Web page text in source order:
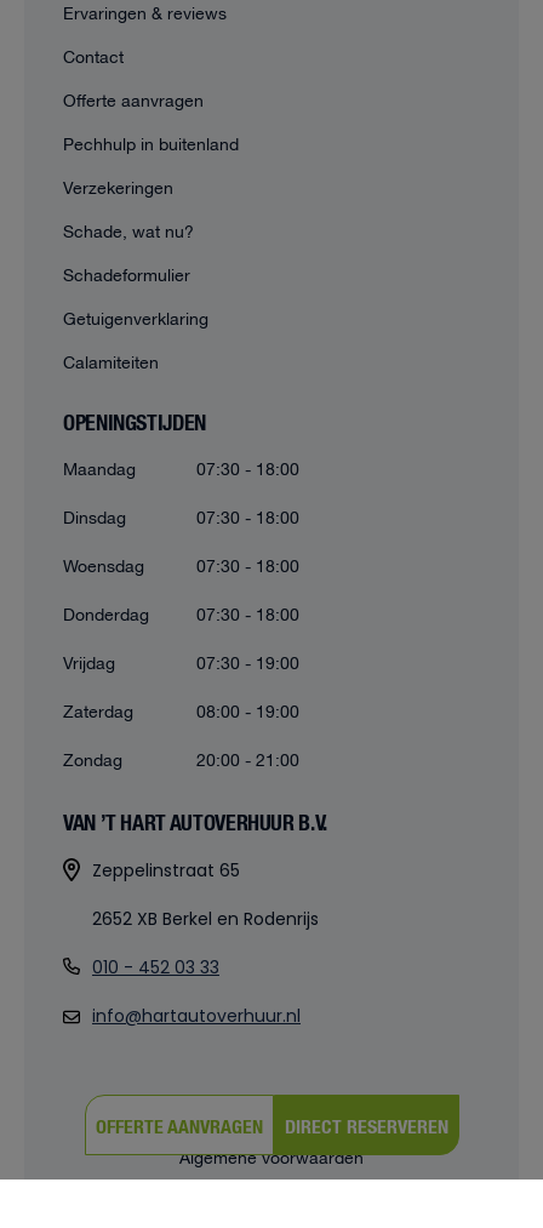
OFFERTE AANVRAGEN DIRECT RESERVEREN
Ervaringen & reviews
Contact
Offerte aanvragen
Pechhulp in buitenland
Verzekeringen
Schade, wat nu?
Schadeformulier
Getuigenverklaring
Calamiteiten
OPENINGSTIJDEN
Maandag
07:30 - 18:00
Dinsdag
07:30 - 18:00
Woensdag
07:30 - 18:00
Donderdag
07:30 - 18:00
Vrijdag
07:30 - 19:00
Zaterdag
08:00 - 19:00
Zondag
20:00 - 21:00
VAN ’T HART AUTOVERHUUR B.V.
Zeppelinstraat 65
2652 XB Berkel en Rodenrijs
010 - 452 03 33
info@hartautoverhuur.nl
© 2026 |Powered by iClicks
Algemene voorwaarden